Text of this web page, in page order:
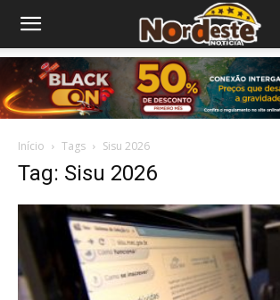
Início Tags Sisu 2026
Tag: Sisu 2026